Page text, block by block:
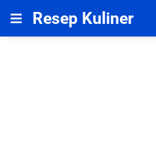
Resep Kuliner